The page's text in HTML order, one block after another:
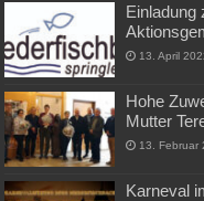
Einladung
13. April
Hohe
Mutter
13. Februar
Karneval